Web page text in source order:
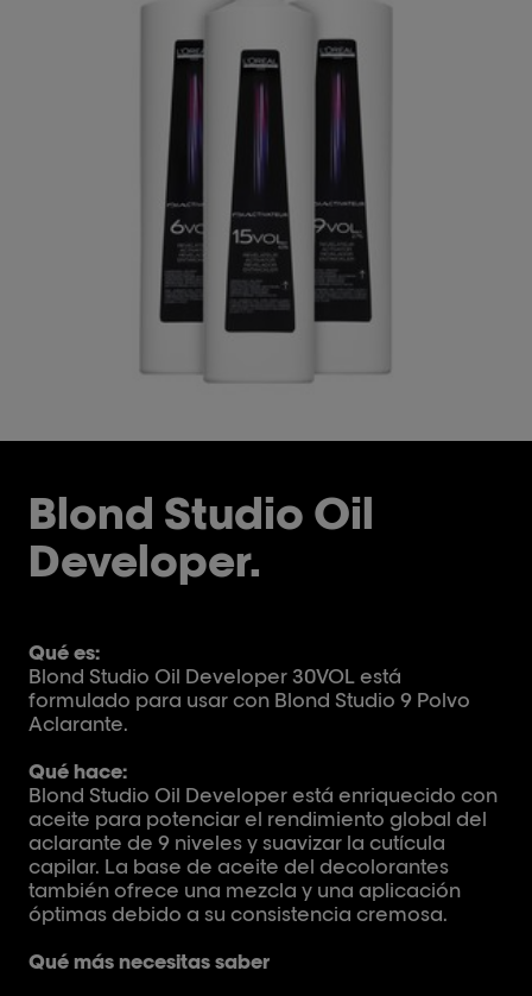
Blond Studio Oil
Developer.
Qué es:
Blond Studio Oil Developer 30VOL está
formulado para usar con Blond Studio 9 Polvo
Aclarante.
Qué hace:
Blond Studio Oil Developer está enriquecido con
aceite para potenciar el rendimiento global del
aclarante de 9 niveles y suavizar la cutícula
capilar. La base de aceite del decolorantes
también ofrece una mezcla y una aplicación
óptimas debido a su consistencia cremosa.
Qué más necesitas saber